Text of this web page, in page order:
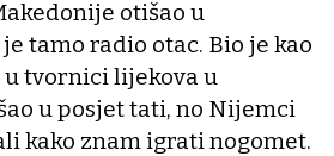
otišao u
tamo radio otac. Bio je kao
tvornici lijekova u
u posjet tati, no Nijemci
kako znam igrati nogomet.